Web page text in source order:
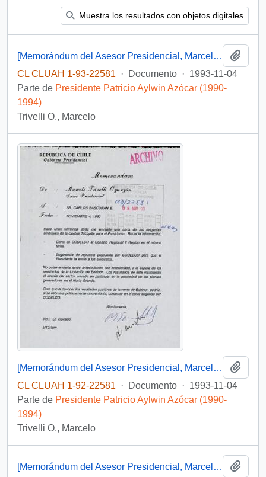
Muestra los resultados con objetos digitales
[Memorándum del Asesor Presidencial, Marcelo Trivelli, dirigido al Jefe de Gabinete Presidente, mediante el cual remite antecedentes relacionados a materia de inversiones en en la Planta Termoeléctrica de Tocopilla]
CL CLUAH 1-93-22581
· Documento · 1993-11-04
Parte de Presidente Patricio Aylwin Azócar (1990-
1994)
Trivelli O., Marcelo
[Memorándum del Asesor Presidencial, Marcelo Trivelli, dirigido al Jefe de Gabinete Presidencial, mediante el cual remite antecedentes relacionados a materia de inversiones en la Planta Termoeléctrica de Tocopilla]
CL CLUAH 1-92-22581
· Documento · 1993-11-04
Parte de Presidente Patricio Aylwin Azócar (1990-
1994)
Trivelli O., Marcelo
[Memorándum del Asesor Presidencial, Marcelo Trivelli, dirigido al Jefe de Gabinete Presidente, mediante el cual remite antecedentes relacionados a materia de inversiones en en la Planta Termoeléctrica de Tocopilla]